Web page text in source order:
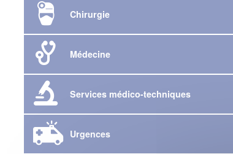
Chirurgie
Médecine
Services médico-techniques
Urgences